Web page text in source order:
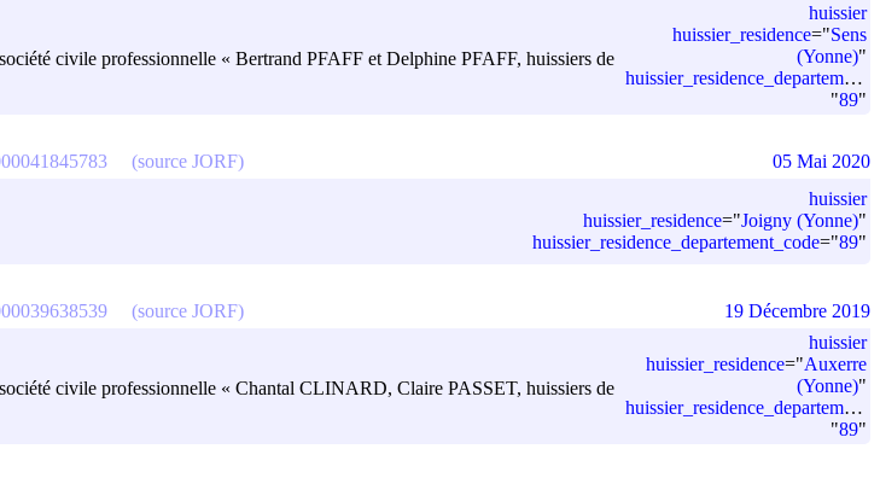
civile professionnelle « Bertrand PFAFF et Delphine PFAFF, huissiers de
huissier
huissier_residence="Sens
(Yonne)"
huissier_residence_departement_code
"89"
huissier
huissier_residence="Joigny (Yonne)"
huissier_residence_departement_code="89"
(source JORF) 05 Mai 2020
civile professionnelle « Chantal CLINARD, Claire PASSET, huissiers de
huissier
huissier_residence="Auxerre
(Yonne)"
huissier_residence_departement_code
"89"
(source JORF) 19 Décembre 2019